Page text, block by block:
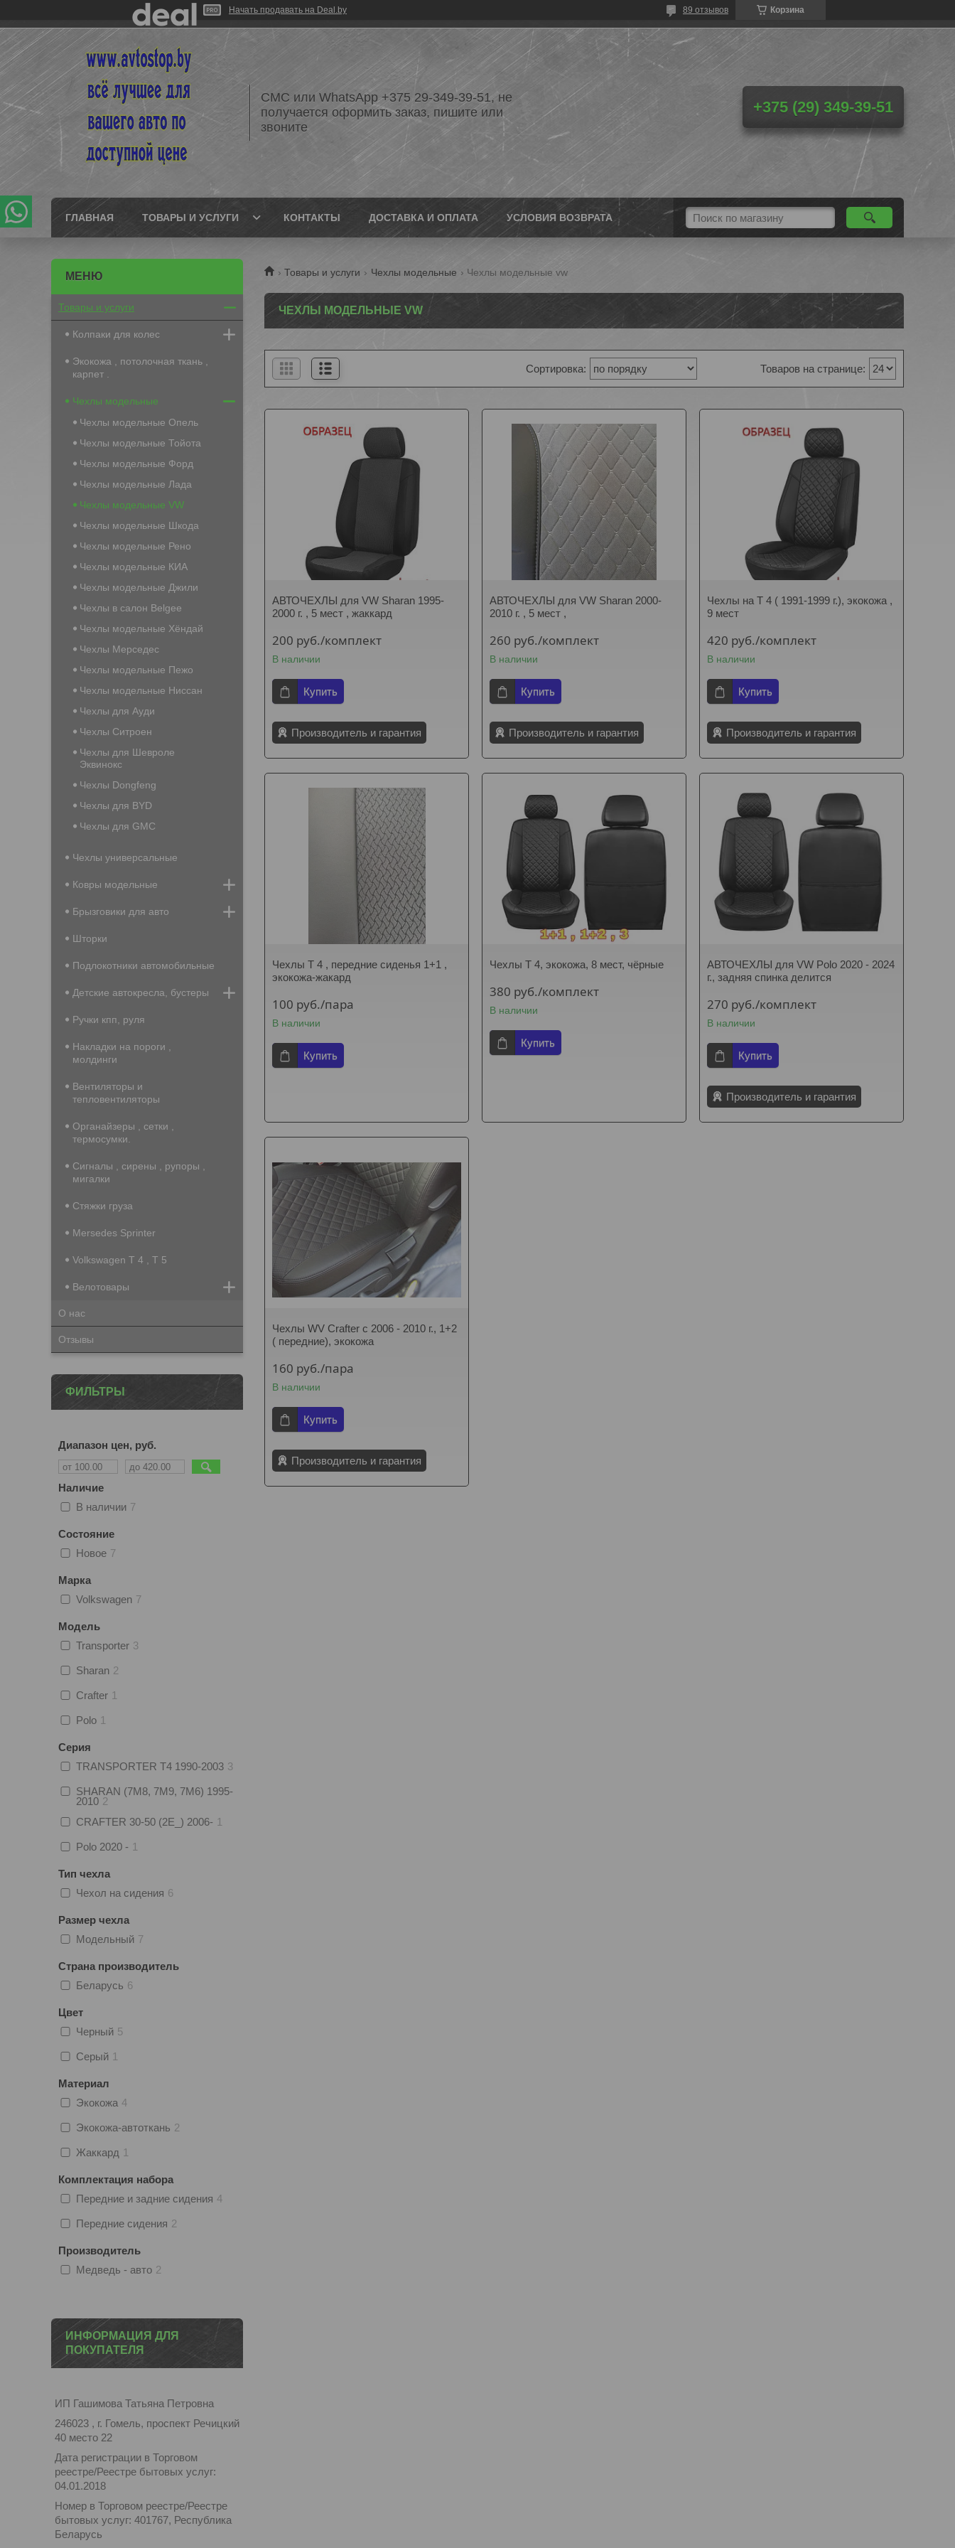
Начать продавать на Deal.by Корзина
89 отзывов
СМС или WhatsApp +375 29-349-39-51, не
получается оформить заказ, пишите или
звоните
+375 (29) 349-39-51
ГЛАВНАЯ ТОВАРЫ И УСЛУГИ КОНТАКТЫ ДОСТАВКА И ОПЛАТА УСЛОВИЯ ВОЗВРАТА
Товары и услуги Чехлы модельные Чехлы модельные vw
ЧЕХЛЫ МОДЕЛЬНЫЕ VW
АВТОЧЕХЛЫ для VW Sharan 1995-
2000 г. , 5 мест , жаккард
200 руб./комплект
В наличии
Купить
Производитель и гарантия
АВТОЧЕХЛЫ для VW Sharan 2000-
2010 г. , 5 мест ,
260 руб./комплект
В наличии
Купить
Производитель и гарантия
Чехлы на T 4 ( 1991-1999 г.), экокожа ,
9 мест
420 руб./комплект
В наличии
Купить
Производитель и гарантия
Чехлы Т 4 , передние сиденья 1+1 ,
экокожа-жакард
100 руб./пара
В наличии
Купить
Чехлы Т 4, экокожа, 8 мест, чёрные
380 руб./комплект
В наличии
Купить
АВТОЧЕХЛЫ для VW Polo 2020 - 2024
г., задняя спинка делится
270 руб./комплект
В наличии
Купить
Производитель и гарантия
Чехлы WV Crafter с 2006 - 2010 г., 1+2
( передние), экокожа
160 руб./пара
В наличии
Купить
Производитель и гарантия
Товары и услуги
Колпаки для колес
Экокожа , потолочная ткань ,
карпет .
Чехлы модельные
Чехлы модельные Опель
Чехлы модельные Тойота
Чехлы модельные Форд
Чехлы модельные Лада
Чехлы модельные VW
Чехлы модельные Шкода
Чехлы модельные Рено
Чехлы модельные КИА
Чехлы модельные Джили
Чехлы в салон Belgee
Чехлы модельные Хёндай
Чехлы Мерседес
Чехлы модельные Пежо
Чехлы модельные Ниссан
Чехлы для Ауди
Чехлы Ситроен
Чехлы для Шевроле
Эквинокс
Чехлы Dongfeng
Чехлы для BYD
Чехлы для GMC
Чехлы универсальные
Ковры модельные
Брызговики для авто
Шторки
Подлокотники автомобильные
Детские автокресла, бустеры
Ручки кпп, руля
Накладки на пороги ,
молдинги
Вентиляторы и
тепловентиляторы
Органайзеры , сетки ,
термосумки.
Сигналы , сирены , рупоры ,
мигалки
Стяжки груза
Mersedes Sprinter
Volkswagen T 4 , T 5
Велотовары
О нас
Отзывы
ФИЛЬТРЫ
Диапазон цен, руб.
Наличие
В наличии 7
Состояние
Новое 7
Марка
Volkswagen 7
Модель
Transporter 3
Sharan 2
Crafter 1
Polo 1
Серия
TRANSPORTER T4 1990-2003 3
SHARAN (7M8, 7M9, 7M6) 1995-
2010 2
CRAFTER 30-50 (2E_) 2006- 1
Polo 2020 - 1
Тип чехла
Чехол на сидения 6
Размер чехла
Модельный 7
Страна производитель
Беларусь 6
Цвет
Черный 5
Серый 1
Материал
Экокожа 4
Экокожа-автоткань 2
Жаккард 1
Комплектация набора
Передние и задние сидения 4
Передние сидения 2
Производитель
Медведь - авто 2
ИНФОРМАЦИЯ ДЛЯ
ПОКУПАТЕЛЯ
ИП Гашимова Татьяна Петровна
246023 , г. Гомель, проспект Речицкий
40 место 22
Дата регистрации в Торговом
реестре/Реестре бытовых услуг:
04.01.2018
Номер в Торговом реестре/Реестре
бытовых услуг: 401767, Республика
Беларусь